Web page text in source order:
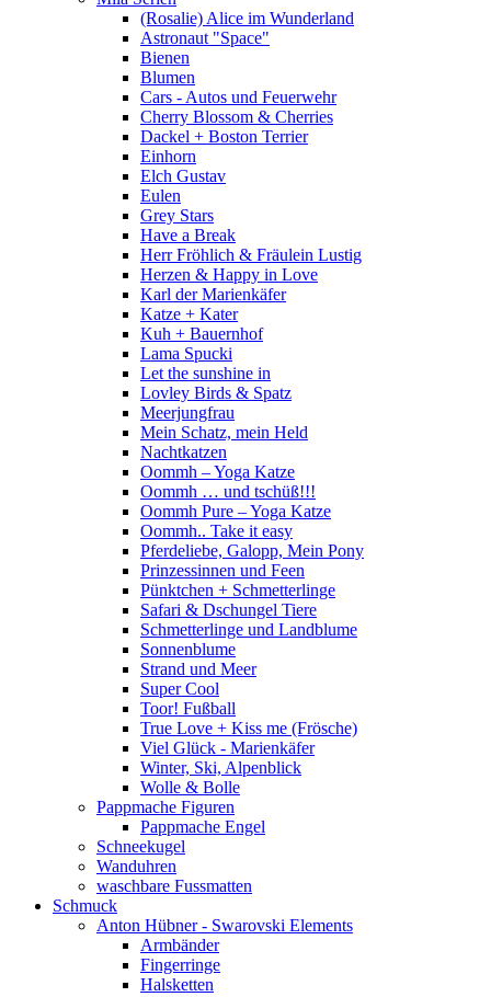
(Rosalie) Alice im Wunderland
Astronaut "Space"
Bienen
Blumen
Cars - Autos und Feuerwehr
Cherry Blossom & Cherries
Dackel + Boston Terrier
Einhorn
Elch Gustav
Eulen
Grey Stars
Have a Break
Herr Fröhlich & Fräulein Lustig
Herzen & Happy in Love
Karl der Marienkäfer
Katze + Kater
Kuh + Bauernhof
Lama Spucki
Let the sunshine in
Lovley Birds & Spatz
Meerjungfrau
Mein Schatz, mein Held
Nachtkatzen
Oommh – Yoga Katze
Oommh … und tschüß!!!
Oommh Pure – Yoga Katze
Oommh.. Take it easy
Pferdeliebe, Galopp, Mein Pony
Prinzessinnen und Feen
Pünktchen + Schmetterlinge
Safari & Dschungel Tiere
Schmetterlinge und Landblume
Sonnenblume
Strand und Meer
Super Cool
Toor! Fußball
True Love + Kiss me (Frösche)
Viel Glück - Marienkäfer
Winter, Ski, Alpenblick
Wolle & Bolle
Pappmache Figuren
Pappmache Engel
Schneekugel
Wanduhren
waschbare Fussmatten
Schmuck
Anton Hübner - Swarovski Elements
Armbänder
Fingerringe
Halsketten